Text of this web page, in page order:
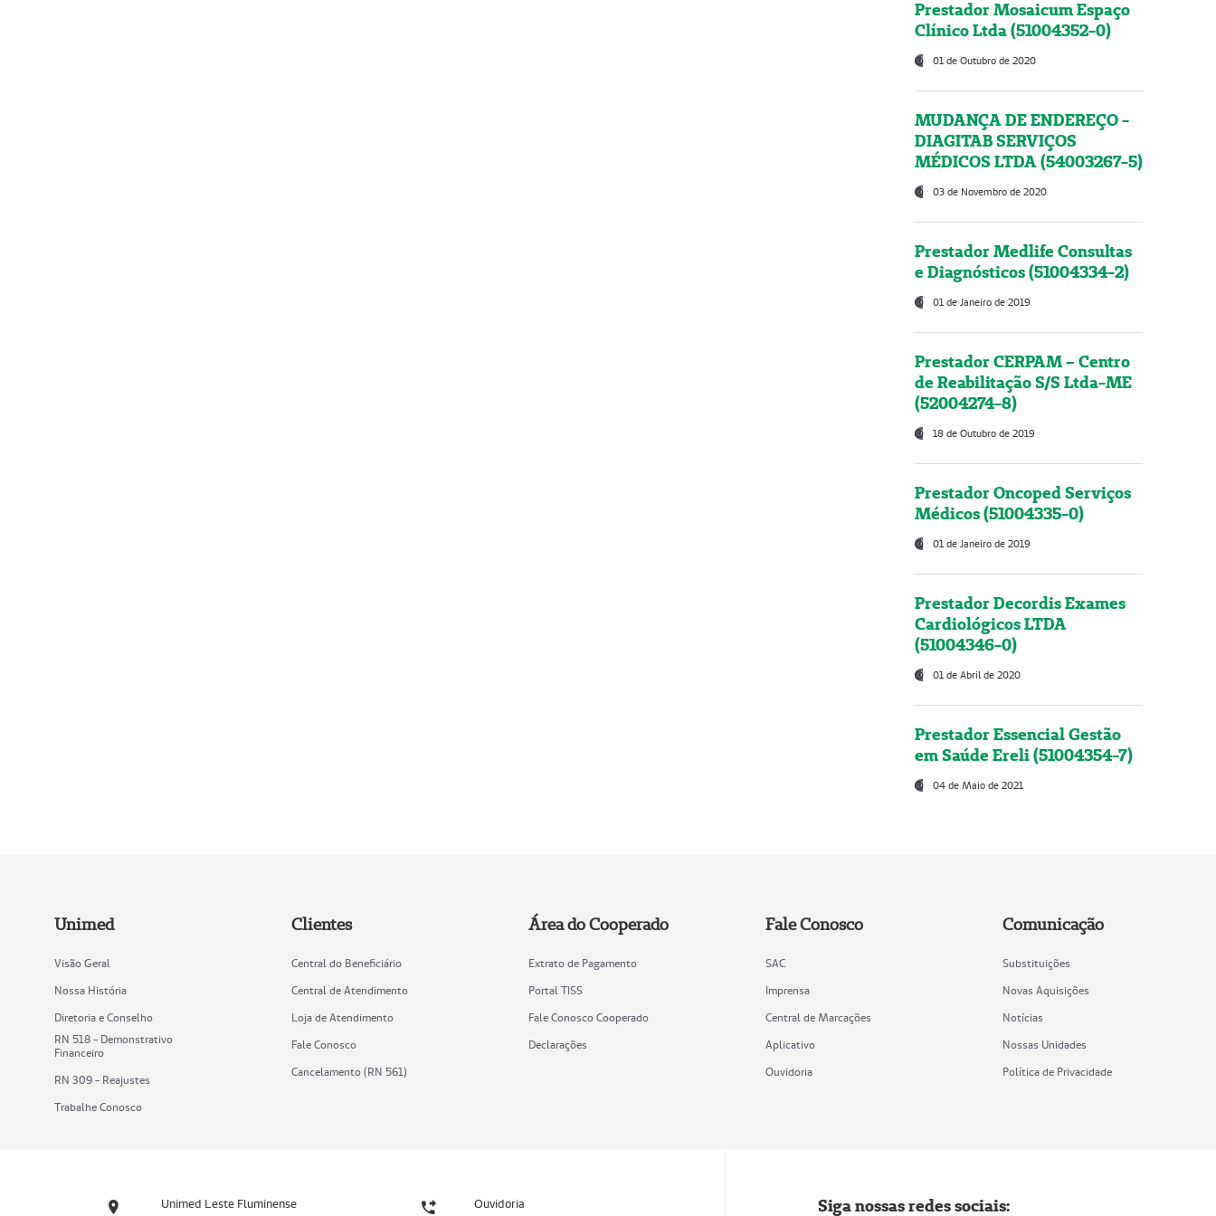
Prestador Mosaicum Espaço
Clínico Ltda (51004352-0)
01 de Outubro de 2020
MUDANÇA DE ENDEREÇO -
DIAGITAB SERVIÇOS
MÉDICOS LTDA (54003267-5)
03 de Novembro de 2020
Prestador Medlife Consultas
e Diagnósticos (51004334-2)
01 de Janeiro de 2019
Prestador CERPAM – Centro
de Reabilitação S/S Ltda-ME
(52004274-8)
18 de Outubro de 2019
Prestador Oncoped Serviços
Médicos (51004335-0)
01 de Janeiro de 2019
Prestador Decordis Exames
Cardiológicos LTDA
(51004346-0)
01 de Abril de 2020
Prestador Essencial Gestão
em Saúde Ereli (51004354-7)
04 de Maio de 2021
Unimed
Visão Geral
Nossa História
Diretoria e Conselho
RN 518 - Demonstrativo
Financeiro
RN 309 - Reajustes
Trabalhe Conosco
Clientes
Central do Beneficiário
Central de Atendimento
Loja de Atendimento
Fale Conosco
Cancelamento (RN 561)
Área do Cooperado
Extrato de Pagamento
Portal TISS
Fale Conosco Cooperado
Declarações
Fale Conosco
SAC
Imprensa
Central de Marcações
Aplicativo
Ouvidoria
Comunicação
Substituições
Novas Aquisições
Notícias
Nossas Unidades
Política de Privacidade
Unimed Leste Fluminense Ouvidoria Siga nossas redes sociais: